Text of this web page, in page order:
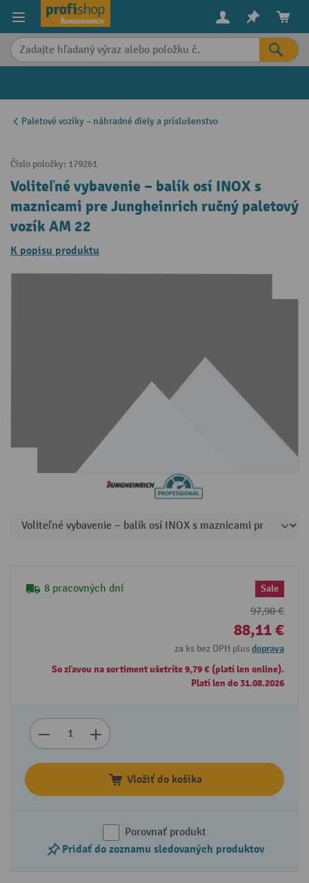
content
Paletové vozíky – náhradné diely a príslušenstvo
Číslo položky: 179261
Voliteľné vybavenie – balík osí INOX s
maznicami pre Jungheinrich ručný paletový
vozík AM 22
K popisu produktu
8 pracovných dní Sale
97,90 €
88,11 €
za ks bez DPH plusdoprava
So zľavou na sortiment ušetríte 9,79 € (platí len online).
Platí len do 31.08.2026
Vložiť do košíka
Porovnať produkt
Pridať do zoznamu sledovaných produktov